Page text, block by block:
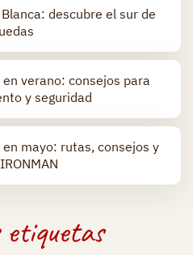
descubre el sur de
verano: consejos para
y seguridad
mayo: rutas, consejos y